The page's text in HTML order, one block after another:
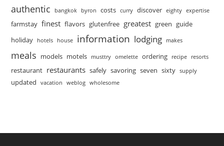
authentic bangkok byron costs curry discover eighty expertise
farmstay finest flavors glutenfree greatest green guide
holiday
hotels house information lodging makes
meals models motels musttry omelette ordering recipe resorts
restaurant restaurants safely savoring seven sixty supply
updated vacation weblog wholesome